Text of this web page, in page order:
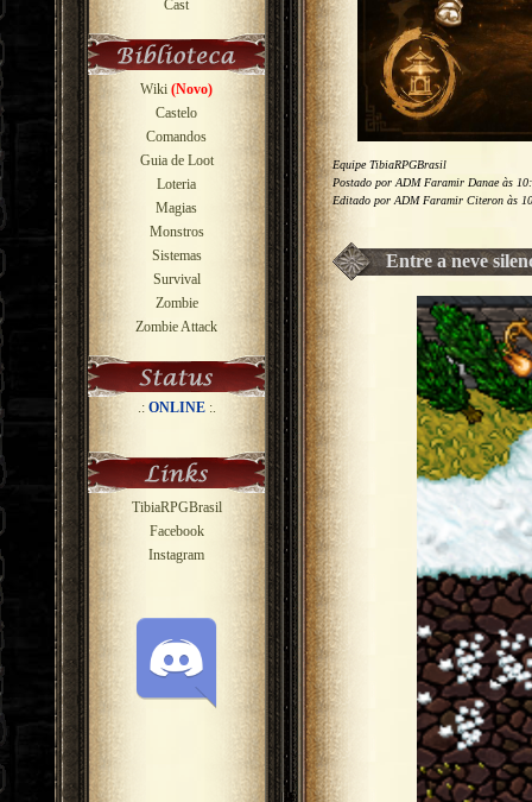
Cast
Wiki (Novo)
Castelo
Comandos
Guia de Loot
Loteria
Magias
Monstros
Sistemas
Survival
Zombie
Zombie Attack
.: ONLINE:.
TibiaRPGBrasil
Facebook
Instagram
Equipe TibiaRPGBrasil
Postado por ADM Faramir Danae às
Editado por ADM Faramir Citeron às
Entre a neve